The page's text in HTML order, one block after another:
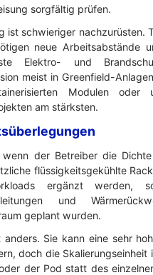
sorgfältig prüfen.
ist schwieriger nachzurüsten.
neue Arbeitsabstände
Elektro- und
meist in Greenfield-
Modulen oder
am stärksten.
der Betreiber die
flüssigkeitsgekühlte
ergänzt werden,
und
geplant wurden.
anders. Sie kann eine sehr
doch die Skalierungseinheit
der Pod statt des